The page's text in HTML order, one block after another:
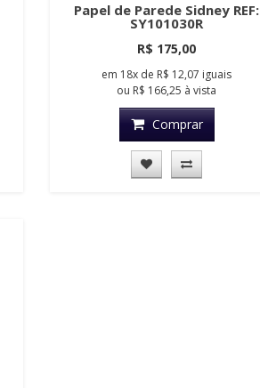
Papel de Parede Sidney REF:
SY101030R
R$ 175,00
em 18x de R$ 12,07 iguais
ou R$ 166,25 à vista
Comprar